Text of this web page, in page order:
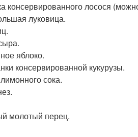
консервированного лосося
луковица.
яблоко.
консервированной кукурузы.
сока.
молотый перец.